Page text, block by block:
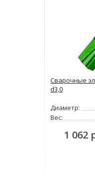
Сварочные
d3,0
Диаметр:
Вес:
1 062